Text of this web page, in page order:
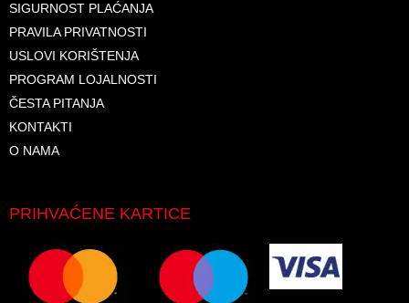
SIGURNOST PLAĆANJA
PRAVILA PRIVATNOSTI
USLOVI KORIŠTENJA
PROGRAM LOJALNOSTI
ČESTA PITANJA
KONTAKTI
O NAMA
PRIHVAĆENE KARTICE